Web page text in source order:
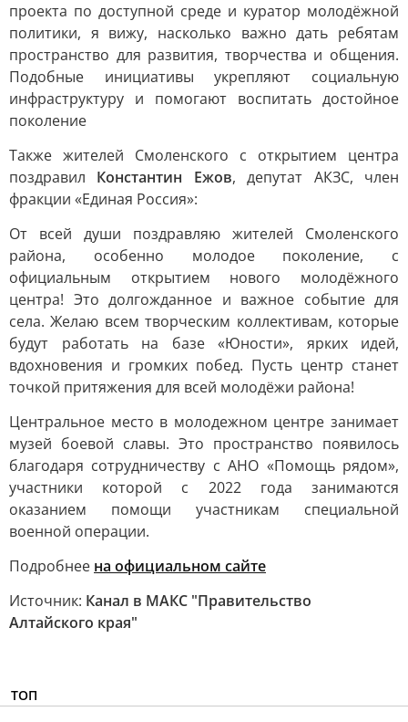
проекта по доступной среде и куратор молодёжной
политики, я вижу, насколько важно дать ребятам
пространство для развития, творчества и общения.
Подобные инициативы укрепляют социальную
инфраструктуру и помогают воспитать достойное
поколение
Также жителей Смоленского с открытием центра
поздравил Константин Ежов, депутат АКЗС, член
фракции «Единая Россия»:
От всей души поздравляю жителей Смоленского
района, особенно молодое поколение, с
официальным открытием нового молодёжного
центра! Это долгожданное и важное событие для
села. Желаю всем творческим коллективам, которые
будут работать на базе «Юности», ярких идей,
вдохновения и громких побед. Пусть центр станет
точкой притяжения для всей молодёжи района!
Центральное место в молодежном центре занимает
музей боевой славы. Это пространство появилось
благодаря сотрудничеству с АНО «Помощь рядом»,
участники которой с 2022 года занимаются
оказанием помощи участникам специальной
военной операции.
Подробнее на официальном сайте
Источник: Канал в МАКС "Правительство
Алтайского края"
ТОП